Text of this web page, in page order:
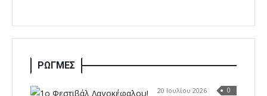
ΡΩΓΜΕΣ
20 Ιουλίου 2026 0